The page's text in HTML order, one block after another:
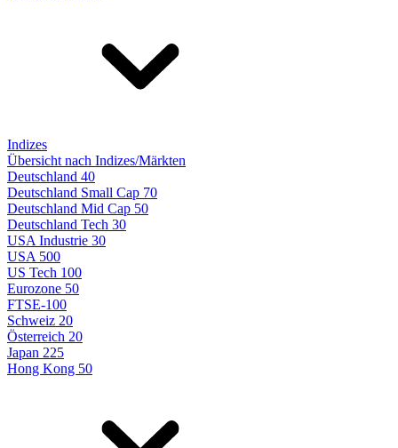
Indizes
Übersicht nach Indizes/Märkten
Deutschland 40
Deutschland Small Cap 70
Deutschland Mid Cap 50
Deutschland Tech 30
USA Industrie 30
USA 500
US Tech 100
Eurozone 50
FTSE-100
Schweiz 20
Österreich 20
Japan 225
Hong Kong 50